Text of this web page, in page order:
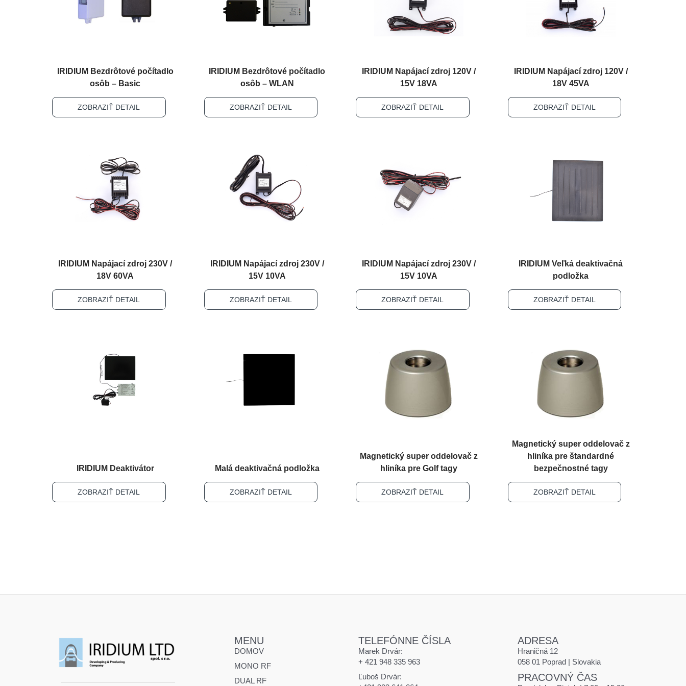
IRIDIUM Bezdrôtové počítadlo
osôb – Basic
ZOBRAZIŤ DETAIL
IRIDIUM Bezdrôtové počítadlo
osôb – WLAN
ZOBRAZIŤ DETAIL
IRIDIUM Napájací zdroj 120V /
15V 18VA
ZOBRAZIŤ DETAIL
IRIDIUM Napájací zdroj 120V /
18V 45VA
ZOBRAZIŤ DETAIL
IRIDIUM Napájací zdroj 230V /
18V 60VA
ZOBRAZIŤ DETAIL
IRIDIUM Napájací zdroj 230V /
15V 10VA
ZOBRAZIŤ DETAIL
IRIDIUM Napájací zdroj 230V /
15V 10VA
ZOBRAZIŤ DETAIL
IRIDIUM Veľká deaktivačná
podložka
ZOBRAZIŤ DETAIL
IRIDIUM Deaktivátor
ZOBRAZIŤ DETAIL
Malá deaktivačná podložka
ZOBRAZIŤ DETAIL
Magnetický super oddelovač z
hliníka pre Golf tagy
ZOBRAZIŤ DETAIL
Magnetický super oddelovač z
hliníka pre štandardné
bezpečnostné tagy
ZOBRAZIŤ DETAIL
MENU
DOMOV
MONO RF
DUAL RF
TELEFÓNNE ČÍSLA
Marek Drvár:
+ 421 948 335 963
Ľuboš Drvár:
ADRESA
Hraničná 12
058 01 Poprad | Slovakia
PRACOVNÝ ČAS